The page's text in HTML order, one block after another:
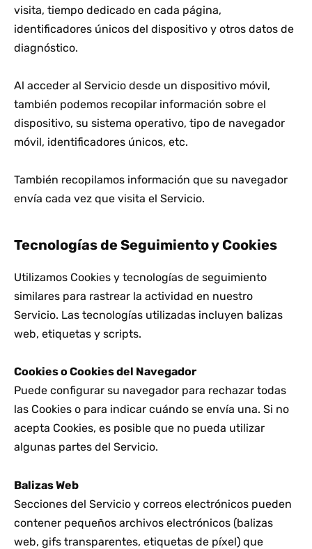
visita, tiempo dedicado en cada página,
identificadores únicos del dispositivo y otros datos de
diagnóstico.
Al acceder al Servicio desde un dispositivo móvil,
también podemos recopilar información sobre el
dispositivo, su sistema operativo, tipo de navegador
móvil, identificadores únicos, etc.
También recopilamos información que su navegador
envía cada vez que visita el Servicio.
Tecnologías de Seguimiento y Cookies
Utilizamos Cookies y tecnologías de seguimiento
similares para rastrear la actividad en nuestro
Servicio. Las tecnologías utilizadas incluyen balizas
web, etiquetas y scripts.
Cookies o Cookies del Navegador
Puede configurar su navegador para rechazar todas
las Cookies o para indicar cuándo se envía una. Si no
acepta Cookies, es posible que no pueda utilizar
algunas partes del Servicio.
Balizas Web
Secciones del Servicio y correos electrónicos pueden
contener pequeños archivos electrónicos (balizas
web, gifs transparentes, etiquetas de píxel) que